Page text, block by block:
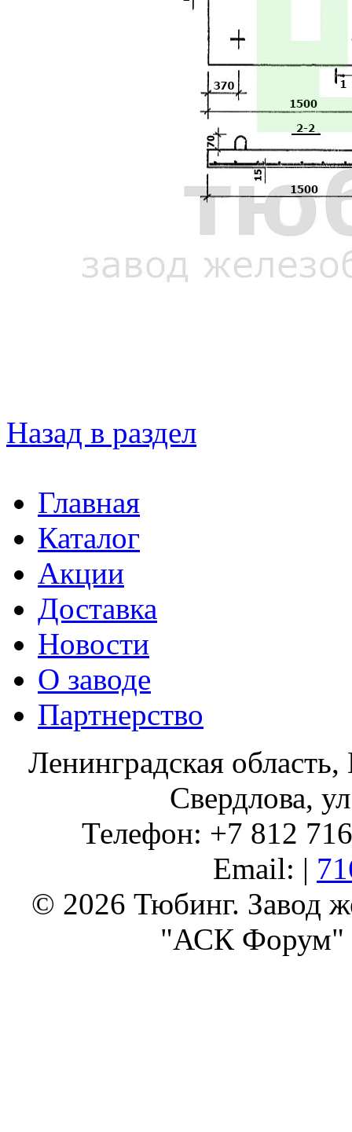
Назад в раздел
Главная
Каталог
Акции
Доставка
Новости
О заводе
Партнерство
Ленинградская
Свердлова,
Телефон: +7 812
Email: |
© 2026 Тюбинг. Завод
"АСК Форум"